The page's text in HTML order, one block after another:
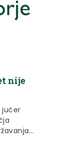
nije
jučer